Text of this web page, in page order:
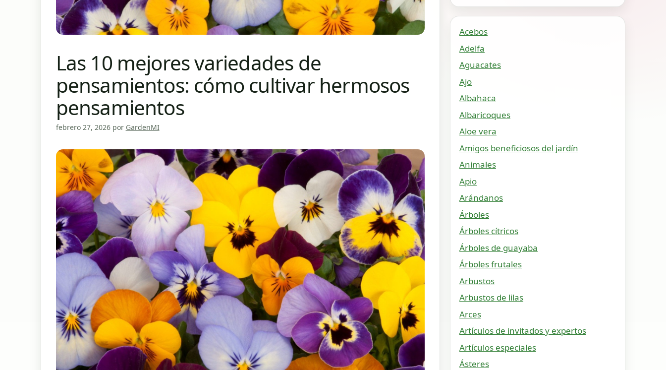
Las 10 mejores variedades de
pensamientos: cómo cultivar hermosos
pensamientos
febrero 27, 2026 por GardenMI
Acebos
Adelfa
Aguacates
Ajo
Albahaca
Albaricoques
Aloe vera
Amigos beneficiosos del jardín
Animales
Apio
Arándanos
Árboles
Árboles cítricos
Árboles de guayaba
Árboles frutales
Arbustos
Arbustos de lilas
Arces
Artículos de invitados y expertos
Artículos especiales
Ásteres